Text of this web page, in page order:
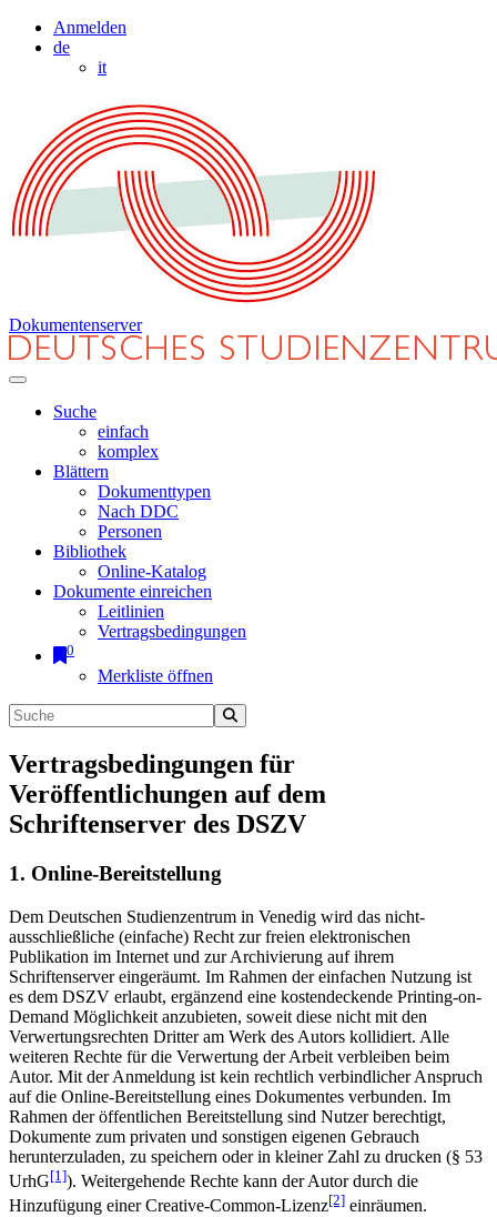
Anmelden
de
it
Dokumentenserver
Suche
einfach
komplex
Blättern
Dokumenttypen
Nach DDC
Personen
Bibliothek
Online-Katalog
Dokumente einreichen
Leitlinien
Vertragsbedingungen
0
Merkliste öffnen
Vertragsbedingungen für
Veröffentlichungen auf dem
Schriftenserver des DSZV
1. Online-Bereitstellung
Dem Deutschen Studienzentrum in Venedig wird das nicht-
ausschließliche (einfache) Recht zur freien elektronischen
Publikation im Internet und zur Archivierung auf ihrem
Schriftenserver eingeräumt. Im Rahmen der einfachen Nutzung ist
es dem DSZV erlaubt, ergänzend eine kostendeckende Printing-on-
Demand Möglichkeit anzubieten, soweit diese nicht mit den
Verwertungsrechten Dritter am Werk des Autors kollidiert. Alle
weiteren Rechte für die Verwertung der Arbeit verbleiben beim
Autor. Mit der Anmeldung ist kein rechtlich verbindlicher Anspruch
auf die Online-Bereitstellung eines Dokumentes verbunden. Im
Rahmen der öffentlichen Bereitstellung sind Nutzer berechtigt,
Dokumente zum privaten und sonstigen eigenen Gebrauch
herunterzuladen, zu speichern oder in kleiner Zahl zu drucken (§ 53
UrhG[1]). Weitergehende Rechte kann der Autor durch die
Hinzufügung einer Creative-Common-Lizenz[2] einräumen.